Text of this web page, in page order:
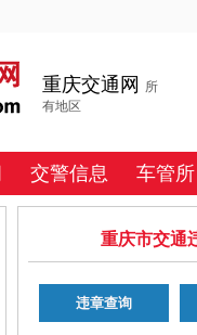
重庆交通网
所
有地区
交警信息 车管所
重庆市交通
违章查询